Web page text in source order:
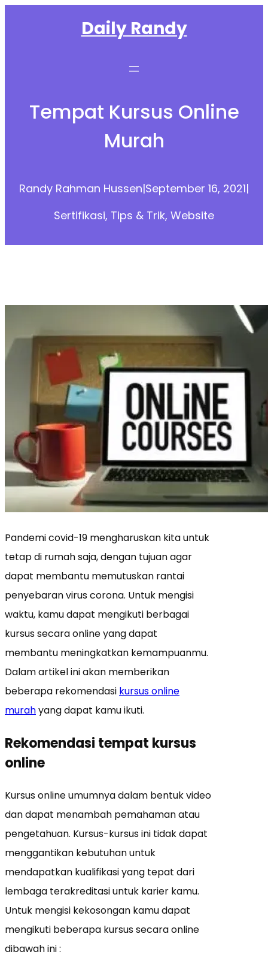
Daily Randy
Tempat Kursus Online
Murah
Randy Rahman Hussen|September 16, 2021|
Sertifikasi, Tips & Trik, Website
Pandemi covid-19 mengharuskan kita untuk
tetap di rumah saja, dengan tujuan agar
dapat membantu memutuskan rantai
penyebaran virus corona. Untuk mengisi
waktu, kamu dapat mengikuti berbagai
kursus secara online yang dapat
membantu meningkatkan kemampuanmu.
Dalam artikel ini akan memberikan
beberapa rekomendasi kursus online
murahyang dapat kamu ikuti.
Rekomendasi tempat kursus
online
Kursus online umumnya dalam bentuk video
dan dapat menambah pemahaman atau
pengetahuan. Kursus-kursus ini tidak dapat
menggantikan kebutuhan untuk
mendapatkan kualifikasi yang tepat dari
lembaga terakreditasi untuk karier kamu.
Untuk mengisi kekosongan kamu dapat
mengikuti beberapa kursus secara online
dibawah ini :